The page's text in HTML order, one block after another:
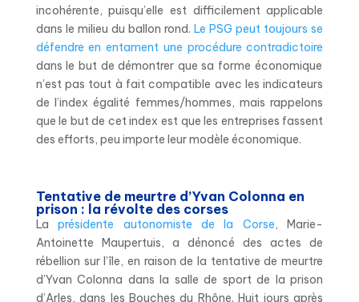
incohérente, puisqu’elle est difficilement applicable
dans le milieu du ballon rond.Le PSG peut toujours se
défendre en entament une procédure contradictoire
dans le but de démontrer que sa forme économique
n’est pas tout à fait compatible avec les indicateurs
de l’index égalité femmes/hommes, mais rappelons
que le but de cet index est que les entreprises fassent
des efforts, peu importe leur modèle économique.
Tentative de meurtre d’Yvan Colonna en
prison : la révolte des corses
Laprésidente autonomiste de la Corse, Marie-
Antoinette Maupertuis, a dénoncé des actes de
rébellion sur l’île, en raison de la tentative de meurtre
d’Yvan Colonna dans la salle de sport de la prison
d’Arles, dans les Bouches du Rhône. Huit jours après